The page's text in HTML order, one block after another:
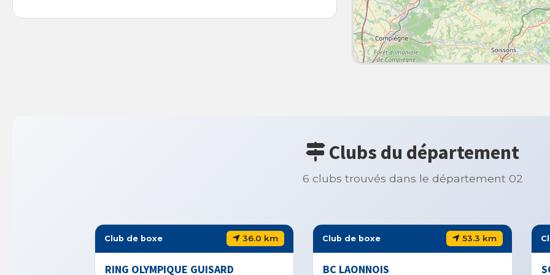
Clubs du département
6 clubs trouvés dans le département 02
Club de boxe 36.0 km
RING OLYMPIQUE GUISARD
Club de boxe 53.3 km
BC LAONNOIS
Club de
SOLEIL